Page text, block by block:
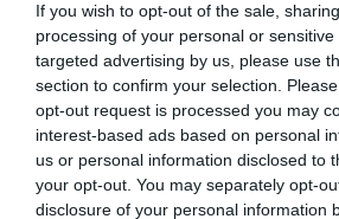
If you wish to opt-out of the sale,
processing of your personal or
targeted advertising by us, please use
section to confirm your selection.
opt-out request is processed you may
interest-based ads based on personal
us or personal information disclosed to
your opt-out. You may separately opt-
disclosure of your personal information
contemplez de face, soit vous vous
chemin qui vous permettra de
les deux cas, prenez le temps
s’écoule et se brise en contrebas.